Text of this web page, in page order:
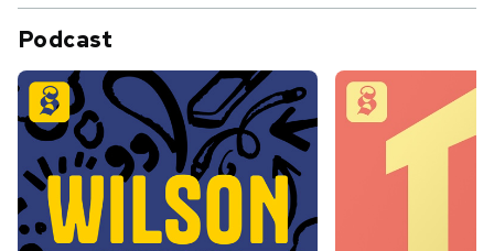
Podcast